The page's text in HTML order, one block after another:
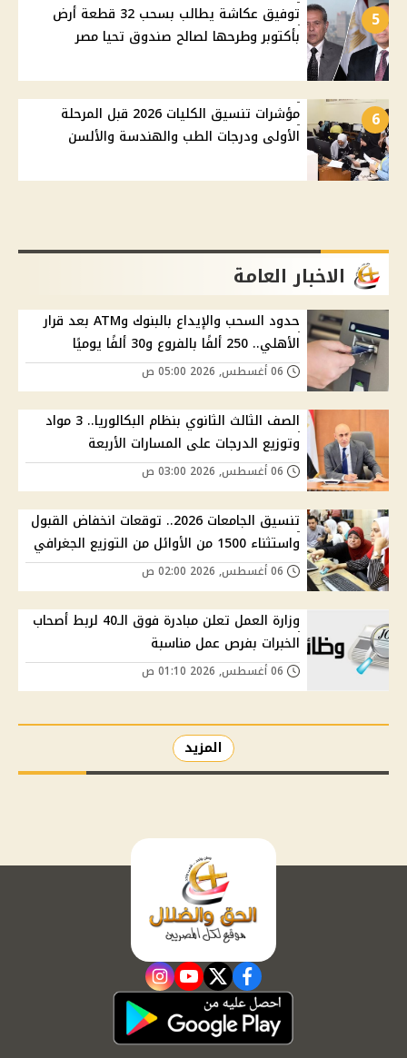
5
توفيق عكاشة يطالب بسحب 32 قطعة أرض
بأكتوبر وطرحها لصالح صندوق تحيا مصر
6
مؤشرات تنسيق الكليات 2026 قبل المرحلة
الأولى ودرجات الطب والهندسة والألسن
الاخبار العامة
حدود السحب والإيداع بالبنوك وATM بعد قرار
الأهلي.. 250 ألفًا بالفروع و30 ألفًا يوميًا
الصف الثالث الثانوي بنظام البكالوريا.. 3 مواد
وتوزيع الدرجات على المسارات الأربعة
تنسيق الجامعات 2026.. توقعات انخفاض القبول
واستثناء 1500 من الأوائل من التوزيع الجغرافي
وزارة العمل تعلن مبادرة فوق الـ40 لربط أصحاب
الخبرات بفرص عمل مناسبة
المزيد
facebook
twitter
youtube
instagram